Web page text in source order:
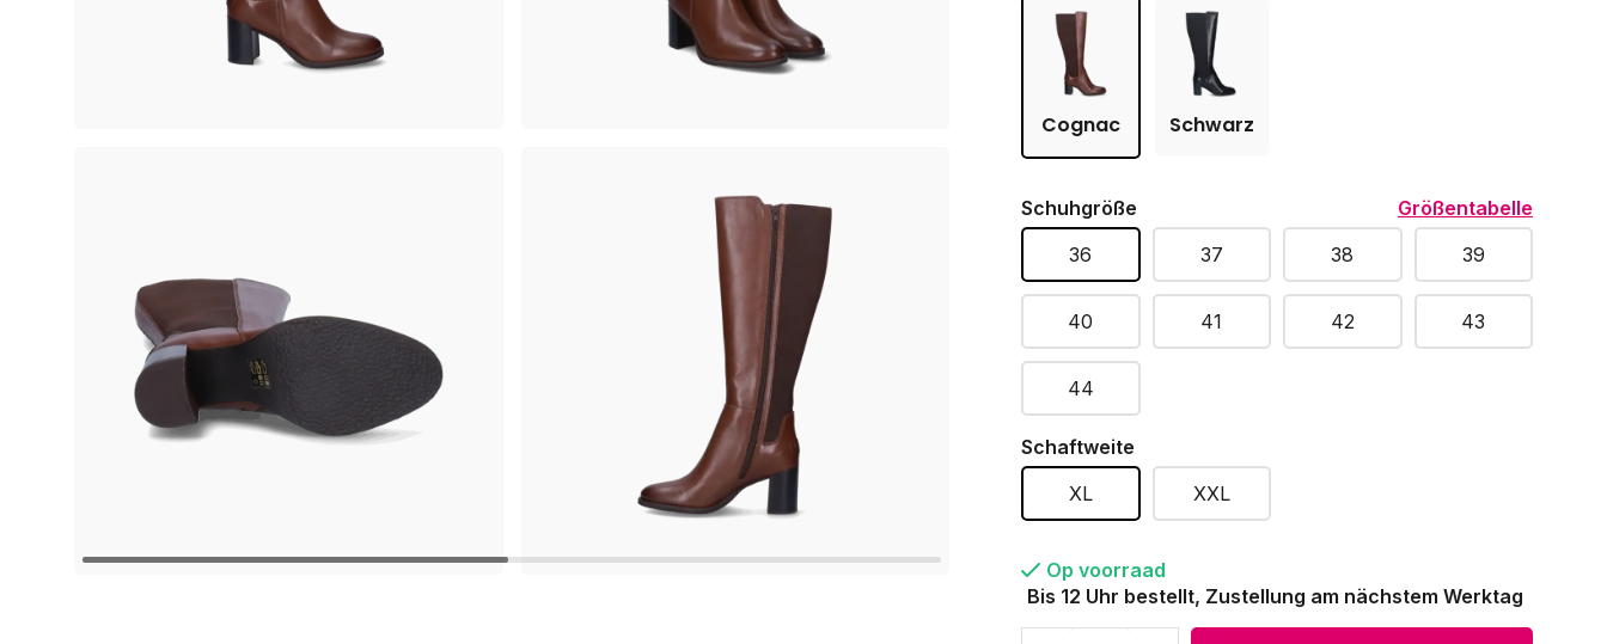
Cognac Schwarz
Schuhgröße
Größentabelle
36
37 38 39
40 41 42 43
44
Schaftweite
XL
XXL
Op voorraad
Bis 12 Uhr bestellt, Zustellung am nächstem Werktag